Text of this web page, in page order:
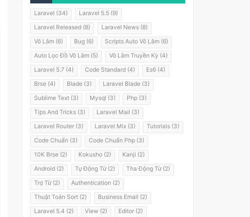
Laravel (34)
Laravel 5.5 (9)
Laravel Released (8)
Laravel News (8)
Võ Lâm (6)
Bug (6)
Scripts Auto Võ Lâm (6)
Auto Lọc Đồ Võ Lâm (5)
Võ Lâm Truyền Kỳ (4)
Laravel 5.7 (4)
Code Standard (4)
Es6 (4)
Brse (4)
Blade (3)
Laravel Blade (3)
Sublime Text (3)
Mysql (3)
Php (3)
Tips And Tricks (3)
Laravel Mail (3)
Laravel Router (3)
Laravel Mix (3)
Tutorials (3)
Code Chuẩn (3)
Code Chuẩn Php (3)
10K Brse (2)
Kokusho (2)
Kanji (2)
Android (2)
Tự Động Từ (2)
Tha Động Từ (2)
Trợ Từ (2)
Authentication (2)
Thuật Toán Sort (2)
Business Email (2)
Laravel 5.4 (2)
View (2)
Editor (2)